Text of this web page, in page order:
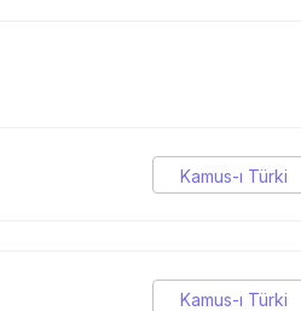
Kamus-ı Türki
Kamus-ı Türki